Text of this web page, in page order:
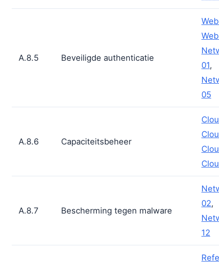
A.8.5 Beveiligde authenticatie
01,
05
A.8.6 Capaciteitsbeheer
A.8.7 Bescherming tegen malware
02,
12